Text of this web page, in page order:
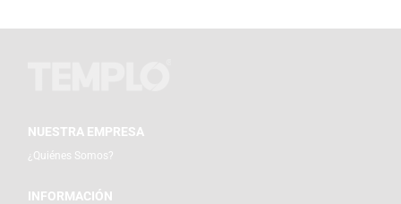
NUESTRA EMPRESA
¿Quiénes Somos?
INFORMACIÓN